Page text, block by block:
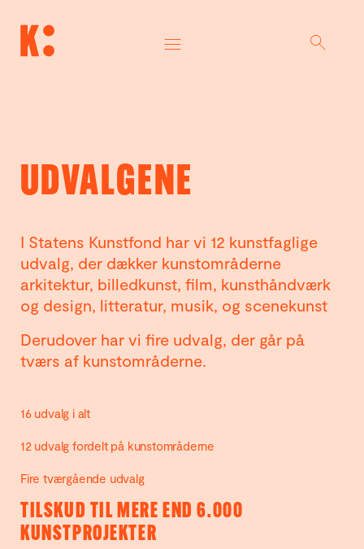
UDVALGENE
I Statens Kunstfond har vi 12 kunstfaglige
udvalg, der dækker kunstområderne
arkitektur, billedkunst, film, kunsthåndværk
og design, litteratur, musik, og scenekunst
Derudover har vi fire udvalg, der går på
tværs af kunstområderne.
16 udvalg i alt
12 udvalg fordelt på kunstområderne
Fire tværgående udvalg
TILSKUD TIL MERE END 6.000
KUNSTPROJEKTER